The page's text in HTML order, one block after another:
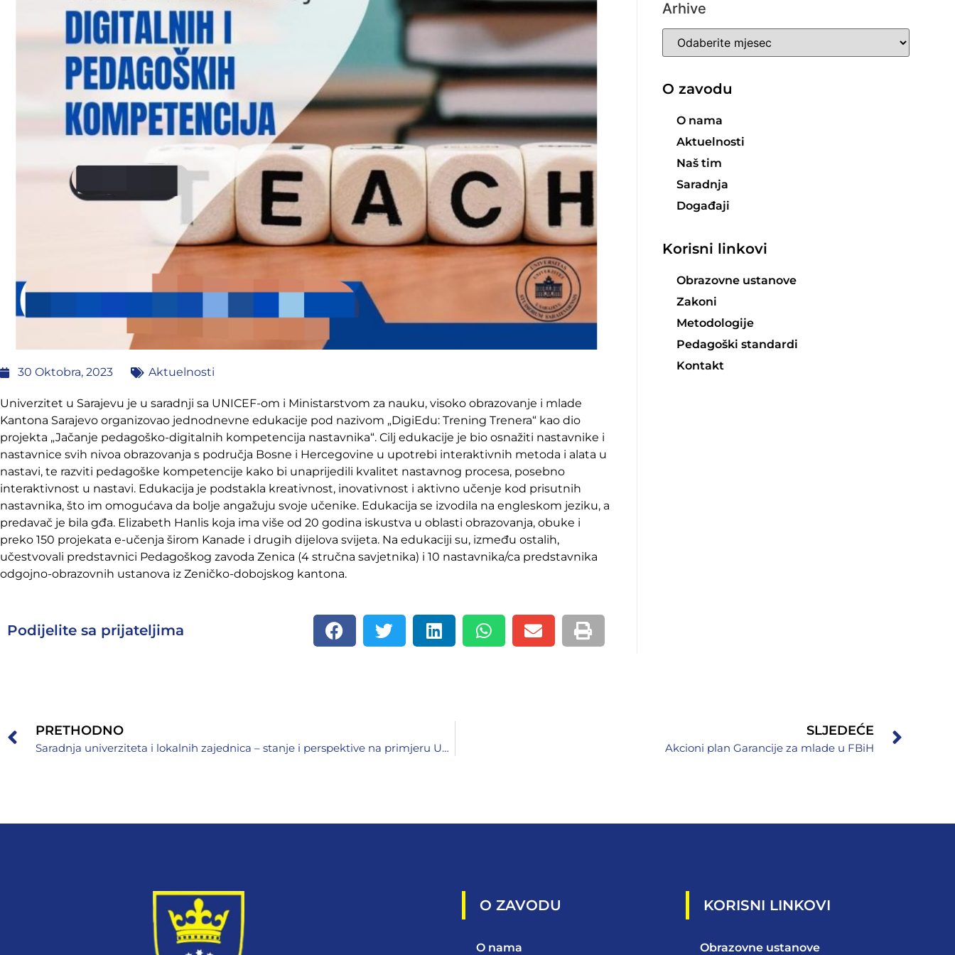
30 Oktobra, 2023 Aktuelnosti
Univerzitet u Sarajevu je u saradnji sa UNICEF-om i Ministarstvom za nauku, visoko obrazovanje i mlade
Kantona Sarajevo organizovao jednodnevne edukacije pod nazivom „DigiEdu: Trening Trenera“ kao dio
projekta „Jačanje pedagoško-digitalnih kompetencija nastavnika“. Cilj edukacije je bio osnažiti nastavnike i
nastavnice svih nivoa obrazovanja s područja Bosne i Hercegovine u upotrebi interaktivnih metoda i alata u
nastavi, te razviti pedagoške kompetencije kako bi unaprijedili kvalitet nastavnog procesa, posebno
interaktivnost u nastavi. Edukacija je podstakla kreativnost, inovativnost i aktivno učenje kod prisutnih
nastavnika, što im omogućava da bolje angažuju svoje učenike. Edukacija se izvodila na engleskom jeziku, a
predavač je bila gđa. Elizabeth Hanlis koja ima više od 20 godina iskustva u oblasti obrazovanja, obuke i
preko 150 projekata e-učenja širom Kanade i drugih dijelova svijeta. Na edukaciji su, između ostalih,
učestvovali predstavnici Pedagoškog zavoda Zenica (4 stručna savjetnika) i 10 nastavnika/ca predstavnika
odgojno-obrazovnih ustanova iz Zeničko-dobojskog kantona.
Podijelite sa prijateljima
Arhive
O zavodu
O nama
Aktuelnosti
Naš tim
Saradnja
Događaji
Korisni linkovi
Obrazovne ustanove
Zakoni
Metodologije
Pedagoški standardi
Kontakt
PRETHODNO
Saradnja univerziteta i lokalnih zajednica – stanje i perspektive na primjeru Univerziteta u Zenici i Općine Tešanj
SLJEDEĆE
Akcioni plan Garancije za mlade u FBiH
O ZAVODU
O nama
KORISNI LINKOVI
Obrazovne ustanove